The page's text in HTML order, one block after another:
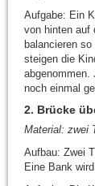
Aufgabe: Ein
von hinten auf
balancieren
steigen die
abgenommen.
noch einmal
2. Brücke
Material: zwei
Aufbau: Zwei
Eine Bank